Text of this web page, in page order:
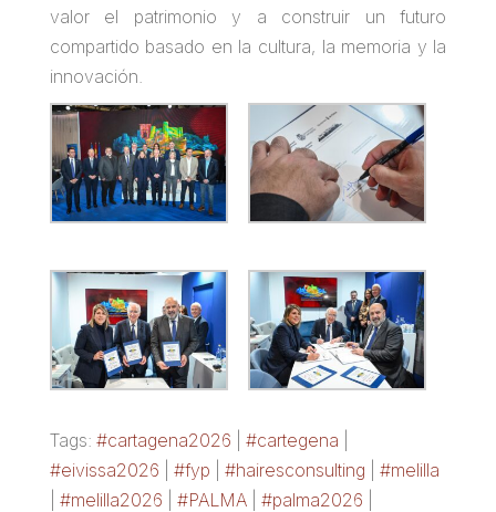
valor el patrimonio y a construir un futuro
compartido basado en la cultura, la memoria y la
innovación.
Tags: #cartagena2026 #cartegena
#eivissa2026
#fyp #hairesconsulting
#melilla
#melilla2026 #PALMA| #palma2026